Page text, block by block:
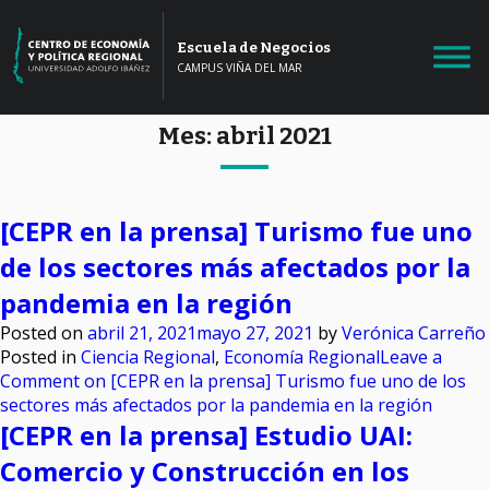
Escuela de Negocios
CAMPUS VIÑA DEL MAR
Mes:abril 2021
[CEPR en la prensa] Turismo fue uno
de los sectores más afectados por la
pandemia en la región
Posted on abril 21, 2021mayo 27, 2021 byVerónica Carreño
Posted in Ciencia Regional, Economía RegionalLeave a
Commenton [CEPR en la prensa] Turismo fue uno de los
sectores más afectados por la pandemia en la región
[CEPR en la prensa] Estudio UAI:
Comercio y Construcción en los